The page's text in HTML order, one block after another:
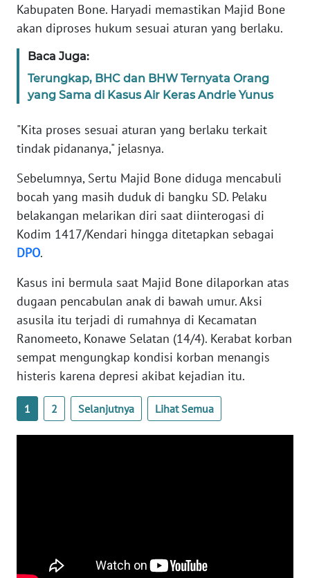
Kabupaten Bone. Haryadi memastikan Majid Bone
akan diproses hukum sesuai aturan yang berlaku.
Baca Juga:
Terungkap, BHC dan BHW Ternyata Orang
yang Sama di Kasus Air Keras Andrie Yunus
"Kita proses sesuai aturan yang berlaku terkait
tindak pidananya," jelasnya.
Sebelumnya, Sertu Majid Bone diduga mencabuli
bocah yang masih duduk di bangku SD. Pelaku
belakangan melarikan diri saat diinterogasi di
Kodim 1417/Kendari hingga ditetapkan sebagai
DPO.
Kasus ini bermula saat Majid Bone dilaporkan atas
dugaan pencabulan anak di bawah umur. Aksi
asusila itu terjadi di rumahnya di Kecamatan
Ranomeeto, Konawe Selatan (14/4). Kerabat korban
sempat mengungkap kondisi korban menangis
histeris karena depresi akibat kejadian itu.
1 2 Selanjutnya Lihat Semua
DISCLAIMER
Wahana
Regional
WN
SUMUT
WN
JAKARTA
WN
JABAR
WN
NTT
WN
KEPRI
WN